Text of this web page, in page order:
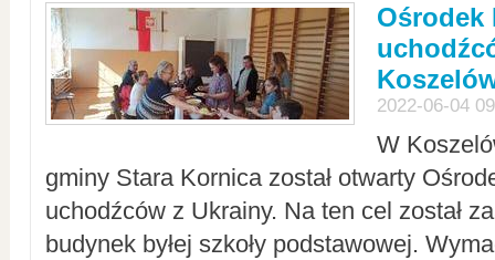
Ośrodek
2022-06-04
W
gminy Stara Kornica został otwarty
uchodźców z Ukrainy. Na ten cel został
budynek byłej szkoły podstawowej.